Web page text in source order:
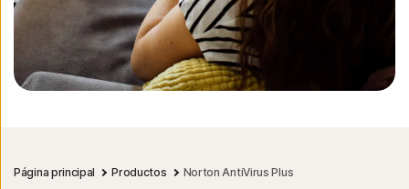
Página principal Productos Norton AntiVirus Plus